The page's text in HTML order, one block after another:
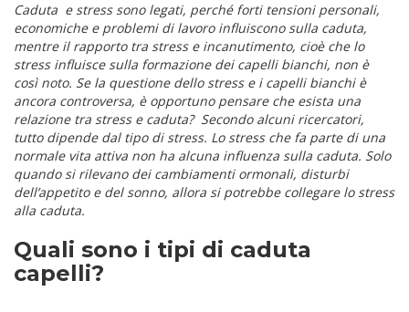
Caduta e stress sono legati, perché forti tensioni personali,
economiche e problemi di lavoro influiscono sulla caduta,
mentre il rapporto tra stress e incanutimento, cioè che lo
stress influisce sulla formazione dei capelli bianchi, non è
così noto. Se la questione dello stress e i capelli bianchi è
ancora controversa, è opportuno pensare che esista una
relazione tra stress e caduta? Secondo alcuni ricercatori,
tutto dipende dal tipo di stress. Lo stress che fa parte di una
normale vita attiva non ha alcuna influenza sulla caduta. Solo
quando si rilevano dei cambiamenti ormonali, disturbi
dell’appetito e del sonno, allora si potrebbe collegare lo stress
alla caduta.
Quali sono i tipi di caduta
capelli?